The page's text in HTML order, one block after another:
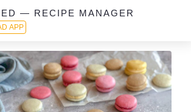
— RECIPE MANAGER
APP